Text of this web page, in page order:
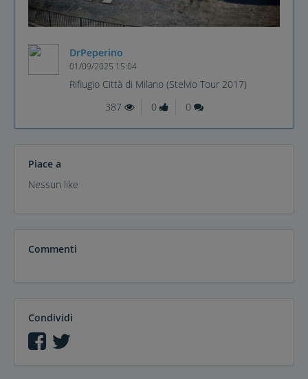
DrPeperino
01/09/2025 15:04
Rifiugio Città di Milano (Stelvio Tour 2017)
387
0 0
Piace a
Nessun like
Commenti
Condividi